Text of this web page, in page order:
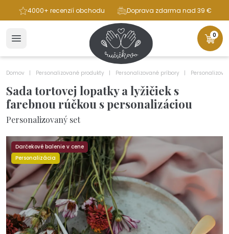
4000+ recenzií obchodu Doprava zdarma nad 39 €
0
Domov Personalizované produkty Personalizované príbory
Sada tortovej lopatky a lyžičiek s
farebnou rúčkou s personalizáciou
Personalizovaný set
Darčekové balenie v cene
Personalizácia